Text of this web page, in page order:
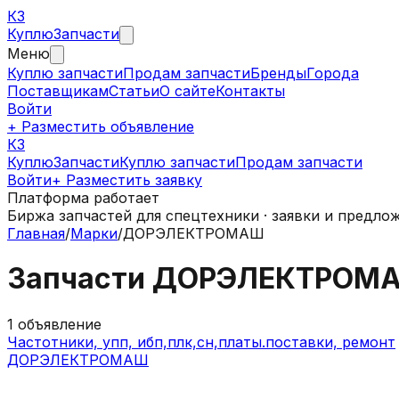
КЗ
КуплюЗапчасти
Меню
Куплю запчастиПродам запчастиБрендыГорода
ПоставщикамСтатьиО сайтеКонтакты
Войти
+ Разместить объявление
КЗ
КуплюЗапчастиКуплю запчастиПродам запчасти
Войти+ Разместить заявку
Платформа работает
Биржа запчастей для спецтехники · заявки и
Главная/Марки/ДОРЭЛЕКТРОМАШ
Запчасти
1 объявление
Частотники, упп, ибп,плк,сн,платы.поставки, ремонт
ДОРЭЛЕКТРОМАШ